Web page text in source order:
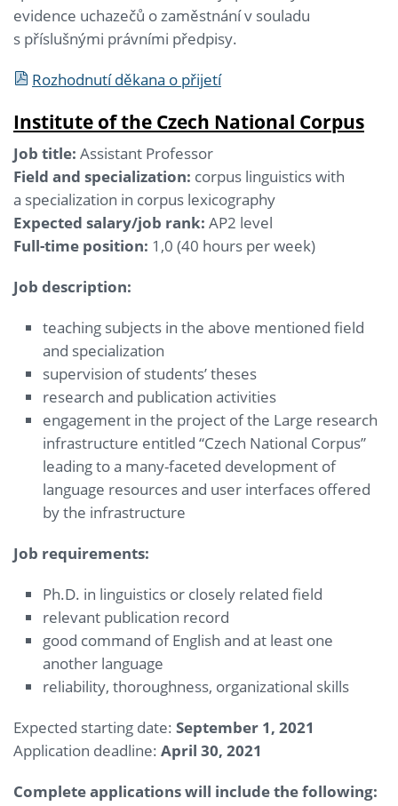
evidence uchazečů o zaměstnání v souladu
s příslušnými právními předpisy.
Rozhodnutí děkana o přijetí
Institute of the Czech National Corpus
Job title: Assistant Professor
Field and specialization: corpus linguistics with
a specialization in corpus lexicography
Expected salary/job rank: AP2 level
Full-time position: 1,0 (40 hours per week)
Job description:
teaching subjects in the above mentioned field
and specialization
supervision of students’ theses
research and publication activities
engagement in the project of the Large research
infrastructure entitled “Czech National Corpus”
leading to a many-faceted development of
language resources and user interfaces offered
by the infrastructure
Job requirements:
Ph.D. in linguistics or closely related field
relevant publication record
good command of English and at least one
another language
reliability, thoroughness, organizational skills
Expected starting date: September 1, 2021
Application deadline: April 30, 2021
Complete applications will include the following: